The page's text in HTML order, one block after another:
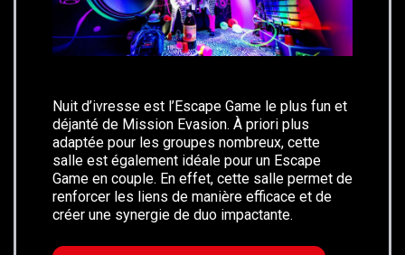
Nuit d’ivresse est l’Escape Game le plus fun et
déjanté de Mission Evasion. À priori plus
adaptée pour les groupes nombreux, cette
salle est également idéale pour un Escape
Game en couple. En effet, cette salle permet de
renforcer les liens de manière efficace et de
créer une synergie de duo impactante.